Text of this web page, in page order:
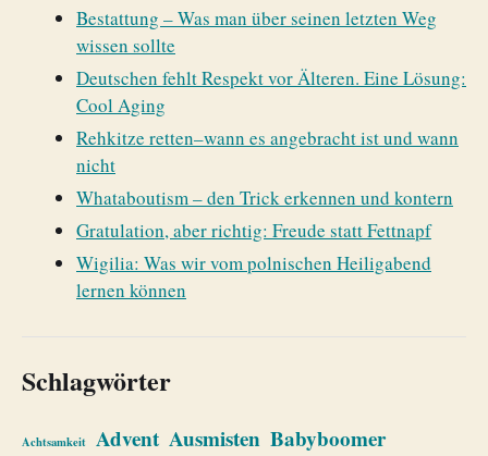
Bestattung – Was man über seinen letzten Weg
wissen sollte
Deutschen fehlt Respekt vor Älteren. Eine Lösung:
Cool Aging
Rehkitze retten–wann es angebracht ist und wann
nicht
Whataboutism – den Trick erkennen und kontern
Gratulation, aber richtig: Freude statt Fettnapf
Wigilia: Was wir vom polnischen Heiligabend
lernen können
Schlagwörter
Achtsamkeit Advent Ausmisten Babyboomer